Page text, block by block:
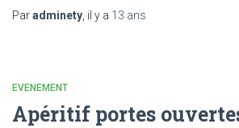
Paradminety , il y a 13 ans
EVENEMENT
Apéritif portes